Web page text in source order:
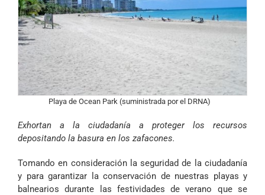
Playa de Ocean Park (suministrada por el DRNA)
Exhortan a la ciudadanía a proteger los recursos
depositando la basura en los zafacones.
Tomando en consideración la seguridad de la ciudadanía
y para garantizar la conservación de nuestras playas y
balnearios durante las festividades de verano que se